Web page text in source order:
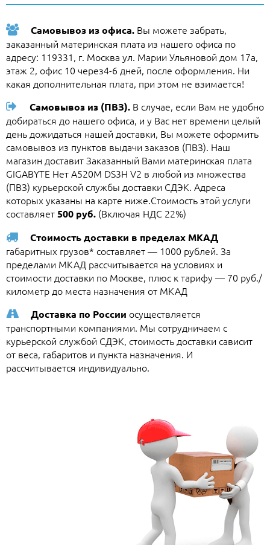
Самовывоз из офиса. Вы можете забрать,
заказанный материнская плата из нашего офиса по
адресу: 119331, г. Москва ул. Марии Ульяновой дом 17а,
этаж 2, офис 10 через4-6 дней, после оформления. Ни
какая дополнительная плата, при этом не взимается!
Самовывоз из (ПВЗ). В случае, если Вам не удобно
добираться до нашего офиса, и у Вас нет времени целый
день дожидаться нашей доставки, Вы можете оформить
самовывоз из пунктов выдачи заказов (ПВЗ). Наш
магазин доставит Заказанный Вами материнская плата
GIGABYTE Нет A520M DS3H V2 в любой из множества
(ПВЗ) курьерской службы доставки СДЭК. Адреса
которых указаны на карте ниже.Стоимость этой услуги
составляет500 руб. (Включая НДС 22%)
Стоимость доставки в пределах МКАД
габаритных грузов* составляет — 1000 рублей. За
пределами МКАД рассчитывается на условиях и
стоимости доставки по Москве, плюс к тарифу — 70 руб./
километр до места назначения от МКАД
Доставка по России осуществляется
транспортными компаниями. Мы сотрудничаем с
курьерской службой СДЭК, стоимость доставки сависит
от веса, габаритов и пункта назначения. И
рассчитывается индивидуально.